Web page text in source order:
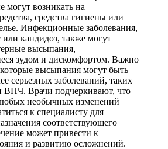
могут возникать на
средства гигиены или
Инфекционные заболевания,
или кандидоз, также могут
высыпания,
зудом и дискомфортом. Важно
высыпания могут быть
серьезных заболеваний, таких
ВПЧ. Врачи подчеркивают, что
необычных изменений
к специалисту для
соответствующего
может привести к
и развитию осложнений.